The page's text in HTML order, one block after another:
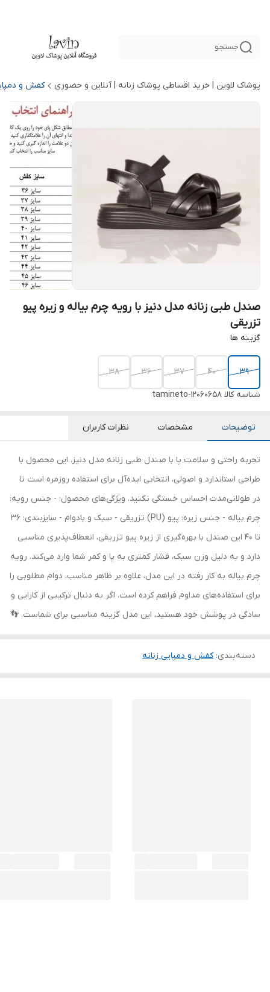
جستجو
پوشاک لاوین | خرید اقساطی پوشاک زنانه | آنلاین و حضوری کفش و
صندل طبی زنانه مدل دنیز با رویه چرم بیاله و زیره پیو
تزریقی
گزینه ها
39
40
37
36
38
شناسه کالا tamineto-12060658
توضیحات مشخصات نظرات کاربران
تجربه راحتی و سلامت پا با صندل طبی زنانه مدل دنیز. این محصول با
طراحی استاندارد و اصولی، انتخابی ایده‌آل برای استفاده روزمره است تا
در طولانی‌مدت احساس خستگی نکنید. ویژگی‌های محصول: - جنس رویه:
چرم بیاله - جنس زیره: پیو (PU) تزریقی - سبک و بادوام - سایزبندی: 36
تا 40 این صندل با بهره‌گیری از زیره پیو تزریقی، انعطاف‌پذیری مناسبی
دارد و به دلیل وزن سبک، فشار کمتری به پا و کمر شما وارد می‌کند. رویه
چرم بیاله به کار رفته در این مدل، علاوه بر ظاهر مناسب، دوام مطلوبی را
برای استفاده‌های مداوم فراهم کرده است. اگر به دنبال ترکیبی از کارایی و
سادگی در پوشش خود هستید، این مدل گزینه مناسبی برای شماست. 👣
دسته‌بندی:کفش و دمپایی زنانه